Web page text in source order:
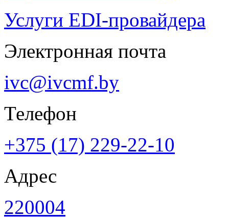
Услуги EDI-провайдера
Электронная почта
ivc@ivcmf.by
Телефон
+375 (17) 229-22-10
Адрес
220004